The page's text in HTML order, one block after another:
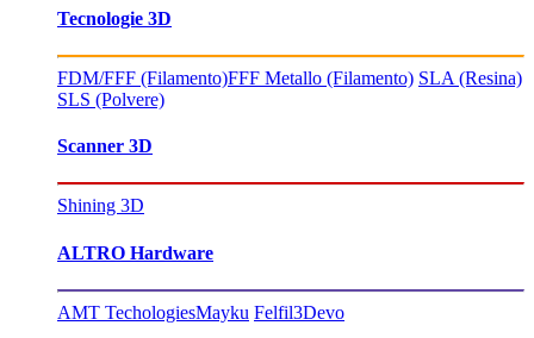
Tecnologie 3D
FDM/FFF (Filamento)FFF Metallo (Filamento) SLA (Resina)
SLS (Polvere)
Scanner 3D
Shining 3D
ALTRO Hardware
AMT TechologiesMayku Felfil3Devo